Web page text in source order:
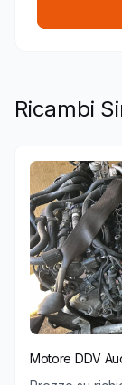
Ricambi
Motore DDV